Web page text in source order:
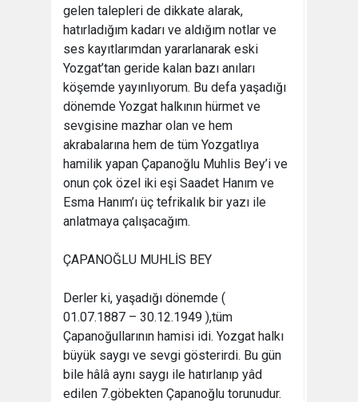
gelen talepleri de dikkate alarak,
hatırladığım kadarı ve aldığım notlar ve
ses kayıtlarımdan yararlanarak eski
Yozgat’tan geride kalan bazı anıları
köşemde yayınlıyorum. Bu defa yaşadığı
dönemde Yozgat halkının hürmet ve
sevgisine mazhar olan ve hem
akrabalarına hem de tüm Yozgatlıya
hamilik yapan Çapanoğlu Muhlis Bey’i ve
onun çok özel iki eşi Saadet Hanım ve
Esma Hanım’ı üç tefrikalık bir yazı ile
anlatmaya çalışacağım.
ÇAPANOĞLU MUHLİS BEY
Derler ki, yaşadığı dönemde (
01.07.1887 – 30.12.1949 ),tüm
Çapanoğullarının hamisi idi. Yozgat halkı
büyük saygı ve sevgi gösterirdi. Bu gün
bile hâlâ aynı saygı ile hatırlanıp yâd
edilen 7.göbekten Çapanoğlu torunudur.